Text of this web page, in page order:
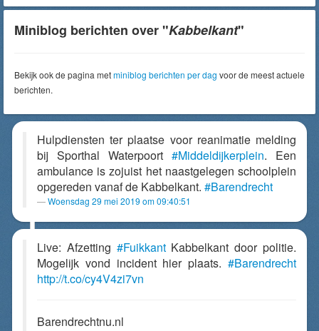
Miniblog berichten over "Kabbelkant"
Bekijk ook de pagina metminiblog berichten per dag voor de meest actuele
berichten.
Hulpdiensten ter plaatse voor reanimatie melding
bij Sporthal Waterpoort #Middeldijkerplein. Een
ambulance is zojuist het naastgelegen schoolplein
opgereden vanaf de Kabbelkant. #Barendrecht
Woensdag 29 mei 2019 om 09:40:51
Live: Afzetting #FuikkantKabbelkant door politie.
Mogelijk vond incident hier plaats. #Barendrecht
http://t.co/cy4V4zi7vn
Barendrechtnu.nl